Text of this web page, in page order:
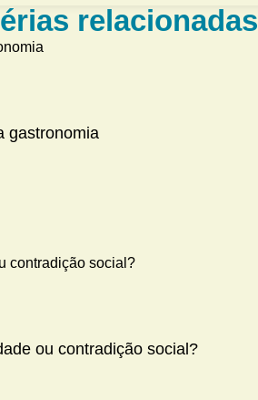
relacionadas
gastronomia
ou contradição social?